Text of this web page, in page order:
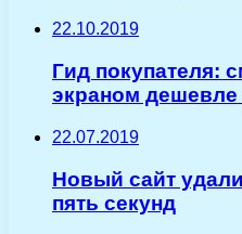
22.10.2019
Гид покупателя:
экраном дешевле
22.07.2019
Новый сайт
пять секунд